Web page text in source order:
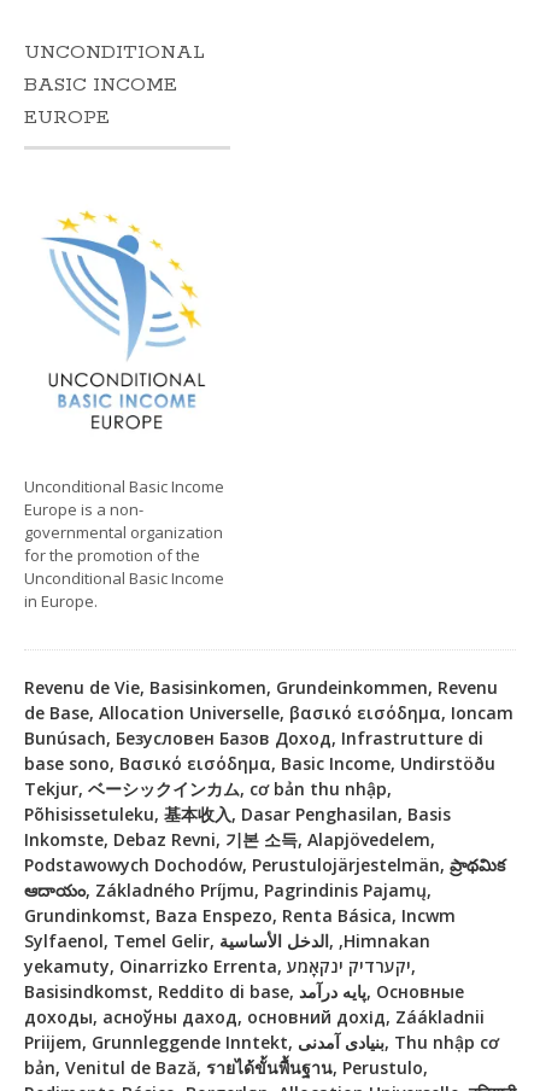
UNCONDITIONAL
BASIC INCOME
EUROPE
Unconditional Basic Income
Europe is a non-
governmental organization
for the promotion of the
Unconditional Basic Income
in Europe.
Revenu de Vie, Basisinkomen, Grundeinkommen, Revenu
de Base, Allocation Universelle, βασικό εισόδημα, Ioncam
Bunúsach, Безусловен Базов Доход, Infrastrutture di
base sono, Βασικό εισόδημα, Basic Income, Undirstöðu
Tekjur, ベーシックインカム, cơ bản thu nhập,
Põhisissetuleku, 基本收入, Dasar Penghasilan, Basis
Inkomste, Debaz Revni, 기본 소득, Alapjövedelem,
Podstawowych Dochodów, Perustulojärjestelmän, ప్రాథమిక
ఆదాయం, Základného Príjmu, Pagrindinis Pajamų,
Grundinkomst, Baza Enspezo, Renta Básica, Incwm
Sylfaenol, Temel Gelir, الدخل الأساسية, ,Himnakan
yekamuty, Oinarrizko Errenta, יקערדיק ינקאָמע,
Basisindkomst, Reddito di base, پایه درآمد, Основные
доходы, асноўны даход, основний дохід, Záákladnii
Priijem, Grunnleggende Inntekt, بنیادی آمدنی, Thu nhập cơ
bản, Venitul de Bază, รายได้ขั้นพื้นฐาน, Perustulo,